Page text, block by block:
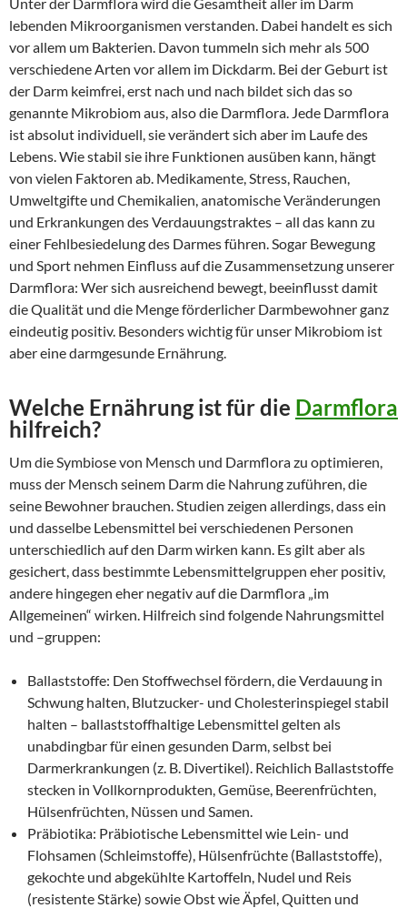
lebenden Mikroorganismen verstanden. Dabei handelt es sich
vor allem um Bakterien. Davon tummeln sich mehr als 500
verschiedene Arten vor allem im Dickdarm. Bei der Geburt ist
der Darm keimfrei, erst nach und nach bildet sich das so
genannte Mikrobiom aus, also die Darmflora. Jede Darmflora
ist absolut individuell, sie verändert sich aber im Laufe des
Lebens. Wie stabil sie ihre Funktionen ausüben kann, hängt
von vielen Faktoren ab. Medikamente, Stress, Rauchen,
Umweltgifte und Chemikalien, anatomische Veränderungen
und Erkrankungen des Verdauungstraktes – all das kann zu
einer Fehlbesiedelung des Darmes führen. Sogar Bewegung
und Sport nehmen Einfluss auf die Zusammensetzung unserer
Darmflora: Wer sich ausreichend bewegt, beeinflusst damit
die Qualität und die Menge förderlicher Darmbewohner ganz
eindeutig positiv. Besonders wichtig für unser Mikrobiom ist
aber eine darmgesunde Ernährung.
Welche Ernährung ist für die Darmflora
hilfreich?
Um die Symbiose von Mensch und Darmflora zu optimieren,
muss der Mensch seinem Darm die Nahrung zuführen, die
seine Bewohner brauchen. Studien zeigen allerdings, dass ein
und dasselbe Lebensmittel bei verschiedenen Personen
unterschiedlich auf den Darm wirken kann. Es gilt aber als
gesichert, dass bestimmte Lebensmittelgruppen eher positiv,
andere hingegen eher negativ auf die Darmflora „im
Allgemeinen“ wirken. Hilfreich sind folgende Nahrungsmittel
und –gruppen:
Ballaststoffe: Den Stoffwechsel fördern, die Verdauung in
Schwung halten, Blutzucker- und Cholesterinspiegel stabil
halten – ballaststoffhaltige Lebensmittel gelten als
unabdingbar für einen gesunden Darm, selbst bei
Darmerkrankungen (z. B. Divertikel). Reichlich Ballaststoffe
stecken in Vollkornprodukten, Gemüse, Beerenfrüchten,
Hülsenfrüchten, Nüssen und Samen.
Präbiotika: Präbiotische Lebensmittel wie Lein- und
Flohsamen (Schleimstoffe), Hülsenfrüchte (Ballaststoffe),
gekochte und abgekühlte Kartoffeln, Nudel und Reis
(resistente Stärke) sowie Obst wie Äpfel, Quitten und